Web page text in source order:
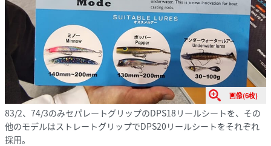
画像(6枚)
83/2、74/3のみセパレートグリップのDPS18リールシートを、その
他のモデルはストレートグリップでDPS20リールシートをそれぞれ
採用。